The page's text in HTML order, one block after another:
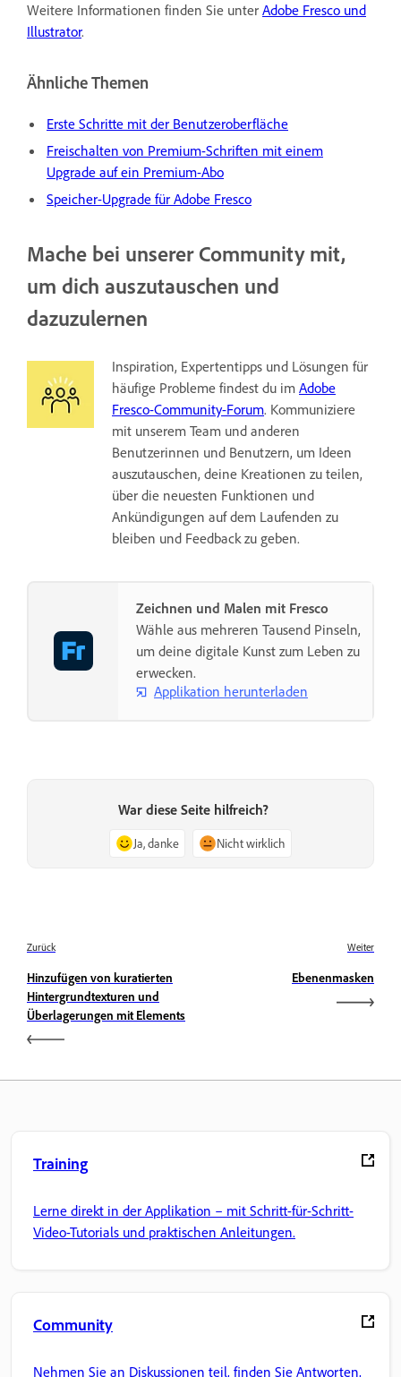
Weitere Informationen finden Sie unter Adobe Fresco und
Illustrator.
Ähnliche Themen
Erste Schritte mit der Benutzeroberfläche
Freischalten von Premium-Schriften mit einem
Upgrade auf ein Premium-Abo
Speicher-Upgrade für Adobe Fresco
Mache bei unserer Community mit,
um dich auszutauschen und
dazuzulernen
Inspiration, Expertentipps und Lösungen für
häufige Probleme findest du im Adobe
Fresco-Community-Forum. Kommuniziere
mit unserem Team und anderen
Benutzerinnen und Benutzern, um Ideen
auszutauschen, deine Kreationen zu teilen,
über die neuesten Funktionen und
Ankündigungen auf dem Laufenden zu
bleiben und Feedback zu geben.
Zeichnen und Malen mit Fresco
Wähle aus mehreren Tausend Pinseln,
um deine digitale Kunst zum Leben zu
erwecken.
Applikation herunterladen
War diese Seite hilfreich?
Ja, danke Nicht wirklich
Zurück
Hinzufügen von kuratierten
Hintergrundtexturen und
Überlagerungen mit Elements
Weiter
Ebenenmasken
Training
Lerne direkt in der Applikation – mit Schritt-für-Schritt-
Video-Tutorials und praktischen Anleitungen.
Community
Nehmen Sie an Diskussionen teil, finden Sie Antworten,